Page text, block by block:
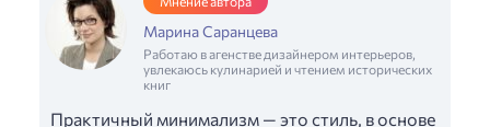
Марина Саранцева
Работаю в агенстве дизайнером интерьеров,
увлекаюсь кулинарией и чтением исторических
книг
Практичный минимализм — это стиль, в основе